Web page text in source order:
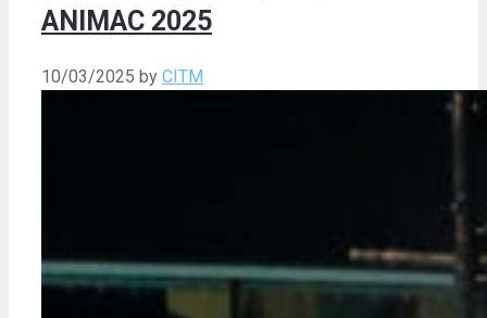
ANIMAC 2025
10/03/2025 by CITM